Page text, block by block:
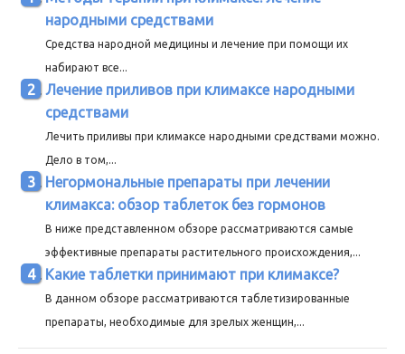
народными средствами
Средства народной медицины и лечение при помощи их
набирают все...
Лечение приливов при климаксе народными
средствами
Лечить приливы при климаксе народными средствами можно.
Дело в том,...
Негормональные препараты при лечении
климакса: обзор таблеток без гормонов
В ниже представленном обзоре рассматриваются самые
эффективные препараты растительного происхождения,...
Какие таблетки принимают при климаксе?
В данном обзоре рассматриваются таблетизированные
препараты, необходимые для зрелых женщин,...